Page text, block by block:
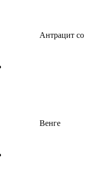
Антрацит со
Венге